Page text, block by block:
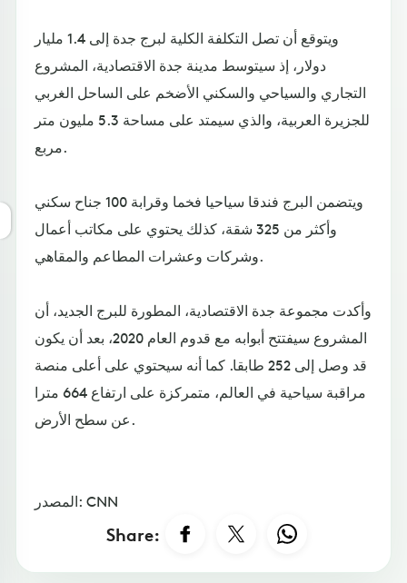
ويتوقع أن تصل التكلفة الكلية لبرج جدة إلى 1.4 مليار
دولار، إذ سيتوسط مدينة جدة الاقتصادية، المشروع
التجاري والسياحي والسكني الأضخم على الساحل الغربي
للجزيرة العربية، والذي سيمتد على مساحة 5.3 مليون متر
مربع.
ويتضمن البرج فندقا سياحيا فخما وقرابة 100 جناح سكني
وأكثر من 325 شقة، كذلك يحتوي على مكاتب أعمال
وشركات وعشرات المطاعم والمقاهي.
وأكدت مجموعة جدة الاقتصادية، المطورة للبرج الجديد، أن
المشروع سيفتتح أبوابه مع قدوم العام 2020، بعد أن يكون
قد وصل إلى 252 طابقا. كما أنه سيحتوي على أعلى منصة
مراقبة سياحية في العالم، متمركزة على ارتفاع 664 مترا
عن سطح الأرض.
المصدر: CNN
Share: